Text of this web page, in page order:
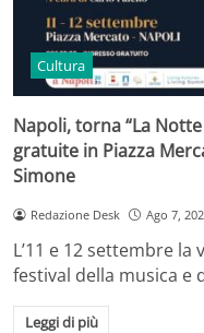
Cultura
Napoli, torna “La
gratuite in Piazza
Simone
Redazione Desk Ago 7,
L’11 e 12 settembre
festival della musica
Leggi di più